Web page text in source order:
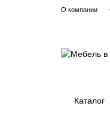
О компании
Каталог